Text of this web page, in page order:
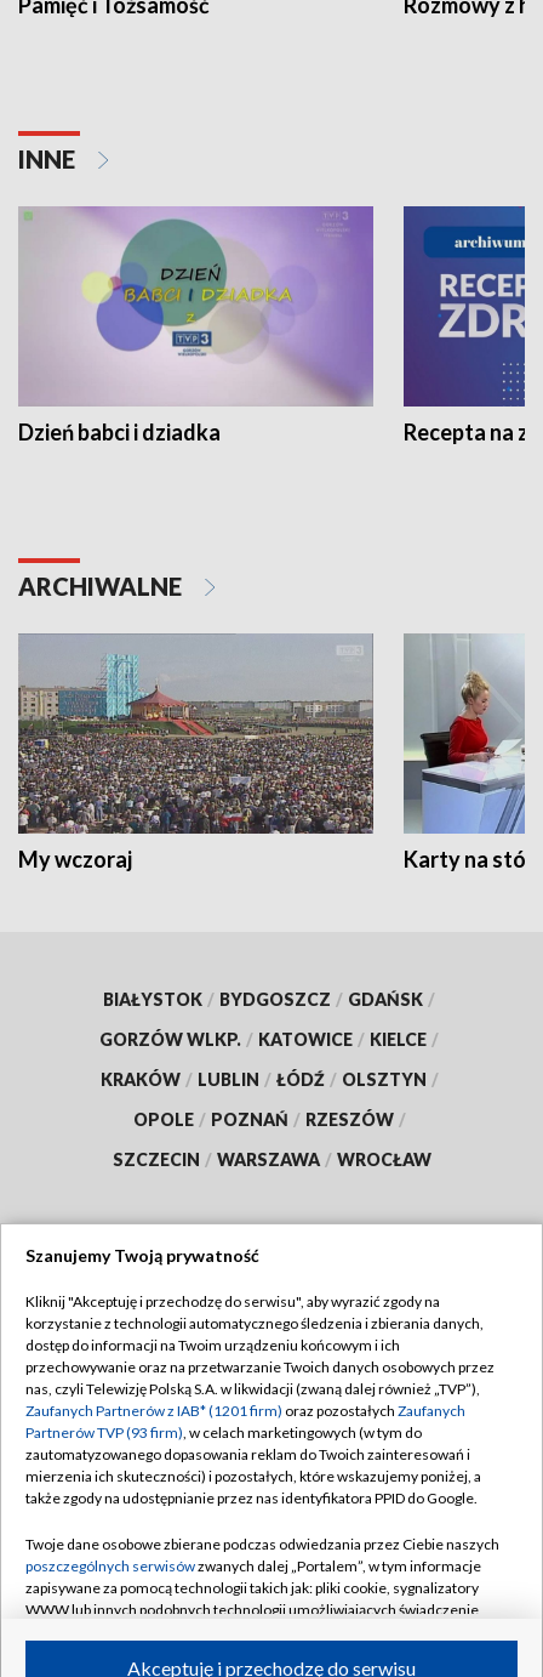
INNE
Dzień babci i dziadka Recepta na
ARCHIWALNE
My wczoraj Karty na
BIAŁYSTOK / BYDGOSZCZ / GDAŃSK /
GORZÓW WLKP. / KATOWICE / KIELCE /
KRAKÓW / LUBLIN / ŁÓDŹ / OLSZTYN /
OPOLE / POZNAŃ / RZESZÓW /
SZCZECIN / WARSZAWA / WROCŁAW
TVP
Abonament TVP
Emisja w TVP
Centrum informacji TVP
Naziemna Telewizja Cyfrowa
Rada Programowa
System NOS
Informacje o nadawcy
Regulamin TVP
Polityka prywatności
Moje zgody
Pomoc
Kontakt
Kanały
Szanujemy Twoją prywatność
Kliknij "Akceptuję i przechodzę do serwisu", aby wyrazić zgody na
korzystanie z technologii automatycznego śledzenia i zbierania danych,
dostęp do informacji na Twoim urządzeniu końcowym i ich
przechowywanie oraz na przetwarzanie Twoich danych osobowych przez
nas, czyli Telewizję Polską S.A. w likwidacji (zwaną dalej również „TVP”),
Zaufanych Partnerów z IAB* (1201 firm) oraz pozostałych Zaufanych
Partnerów TVP (93 firm), w celach marketingowych (w tym do
zautomatyzowanego dopasowania reklam do Twoich zainteresowań i
mierzenia ich skuteczności) i pozostałych, które wskazujemy poniżej, a
także zgody na udostępnianie przez nas identyfikatora PPID do Google.
Twoje dane osobowe zbierane podczas odwiedzania przez Ciebie naszych
poszczególnych serwisówzwanych dalej „Portalem”, w tym informacje
zapisywane za pomocą technologii takich jak: pliki cookie, sygnalizatory
WWW lub innych podobnych technologii umożliwiających świadczenie
Akceptuję i przechodzę do serwisu